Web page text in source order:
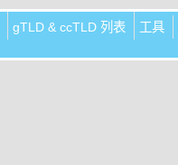
gTLD & ccTLD 列表 工具